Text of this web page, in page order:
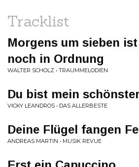
Tracklist
Morgens um sieben
noch in Ordnung
WALTER SCHOLZ • TRAUMMELODIEN
Du bist mein
VICKY LEANDROS • DAS ALLERBESTE
Deine Flügel fangen
ANDREAS MARTIN • MUSIK REVUE